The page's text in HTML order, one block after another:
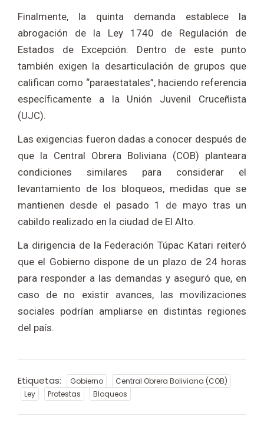
Finalmente, la quinta demanda establece la
abrogación de la Ley 1740 de Regulación de
Estados de Excepción. Dentro de este punto
también exigen la desarticulación de grupos que
califican como “paraestatales”, haciendo referencia
específicamente a la Unión Juvenil Cruceñista
(UJC).
Las exigencias fueron dadas a conocer después de
que la Central Obrera Boliviana (COB) planteara
condiciones similares para considerar el
levantamiento de los bloqueos, medidas que se
mantienen desde el pasado 1 de mayo tras un
cabildo realizado en la ciudad de El Alto.
La dirigencia de la Federación Túpac Katari reiteró
que el Gobierno dispone de un plazo de 24 horas
para responder a las demandas y aseguró que, en
caso de no existir avances, las movilizaciones
sociales podrían ampliarse en distintas regiones
del país.
Etiquetas: Gobierno
Central Obrera Boliviana (COB)
Ley
Protestas Bloqueos